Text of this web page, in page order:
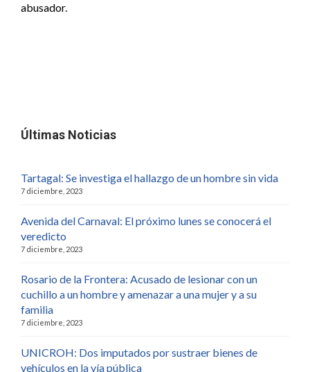
abusador.
Últimas Noticias
Tartagal: Se investiga el hallazgo de un hombre sin vida
7 diciembre, 2023
Avenida del Carnaval: El próximo lunes se conocerá el
veredicto
7 diciembre, 2023
Rosario de la Frontera: Acusado de lesionar con un
cuchillo a un hombre y amenazar a una mujer y a su
familia
7 diciembre, 2023
UNICROH: Dos imputados por sustraer bienes de
vehículos en la vía pública